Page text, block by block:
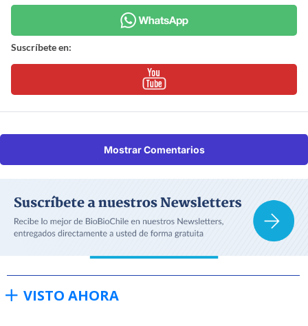
Suscríbete en:
Mostrar Comentarios
VISTO AHORA